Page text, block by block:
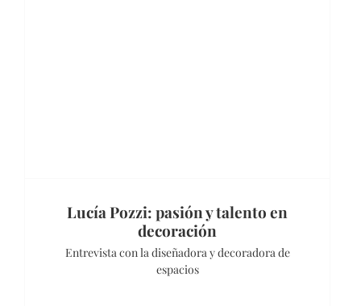
Lucía Pozzi: pasión y talento en
decoración
Entrevista con la diseñadora y decoradora de
espacios